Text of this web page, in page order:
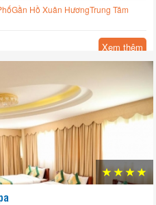
Hồ Xuân HươngTrung Tâm
Xem thêm